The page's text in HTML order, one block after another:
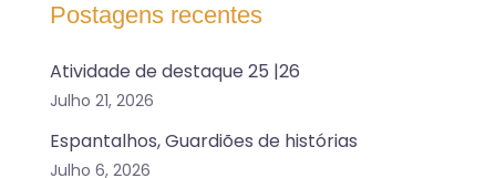
Postagens recentes
Atividade de destaque 25 |26
Julho 21, 2026
Espantalhos, Guardiões de histórias
Julho 6, 2026